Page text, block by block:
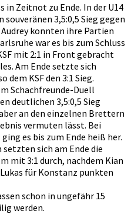
in Zeitnot zu Ende. In der U14
3,5:0,5 Sieg gegen
konnten ihre Partien
war es bis zum Schluss
mit 2:1 in Front gebracht
Am Ende setzte sich
dem KSF den 3:1 Sieg.
Schachfreunde-Duell
deutlichen 3,5:0,5 Sieg
an den einzelnen Brettern
vermuten lässt. Bei
es bis zum Ende heiß her.
sich am Ende die
mit 3:1 durch, nachdem Kian
für Konstanz punkten
schon in ungefähr 15
werden.